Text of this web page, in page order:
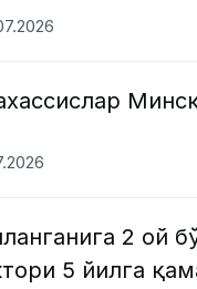
2 ой
5 йилга